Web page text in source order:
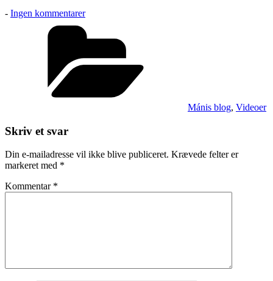
- Ingen kommentarertil
Mánis blog, Videoer
Skriv et svar
Din e-mailadresse vil ikke blive publiceret. Krævede felter er
markeret med *
Kommentar *